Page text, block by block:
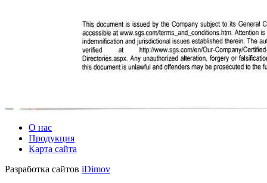
О нас
Продукция
Карта сайта
Разработка сайтов iDimov